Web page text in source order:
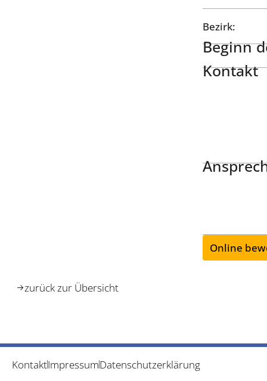
Bezirk:
Beginn
Kontakt
Online
zurück zur Übersicht
KontaktImpressumDatenschutzerklärung